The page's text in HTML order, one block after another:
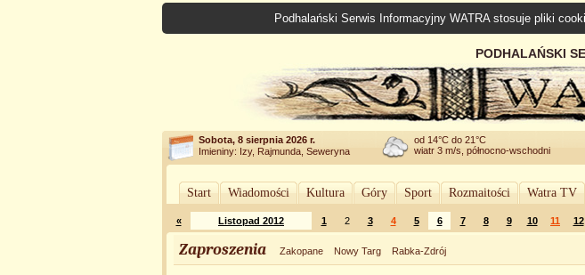
Podhalański Serwis Informacyjny WATRA stosuje pliki
PODHALAŃSKI
Sobota, 8 sierpnia 2026 r.
Imieniny: Izy, Rajmunda, Seweryna
od 14°C do 21°C
wiatr 3 m/s, północno-wschodni
Start Wiadomości Kultura Góry Sport Rozmaitości Watra TV
« Listopad 2012 1 2 3 4 5 6 7 8 9 10 11 12
Zaproszenia Zakopane Nowy Targ Rabka-Zdrój